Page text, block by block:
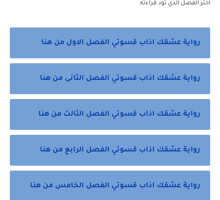
اختر الفصل الذي تود قراءته
رواية عشقك اذاب قسوتي الفصل الاول من هنا
رواية عشقك اذاب قسوتي الفصل الثانى من هنا
رواية عشقك اذاب قسوتي الفصل الثالث من هنا
رواية عشقك اذاب قسوتي الفصل الرابع من هنا
رواية عشقك اذاب قسوتي الفصل الخامس من هنا